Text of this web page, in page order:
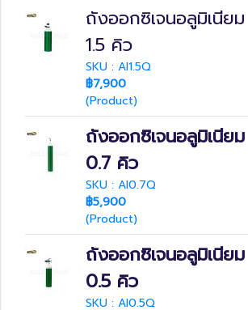
ถังออกซิเจนอลูมิเนีย
1.5 คิว
SKU : Al1.5Q
฿7,900
(Product)
ถังออกซิเจนอลูมิเนีย
0.7 คิว
SKU : Al0.7Q
฿5,900
(Product)
ถังออกซิเจนอลูมิเนีย
0.5 คิว
SKU : Al0.5Q